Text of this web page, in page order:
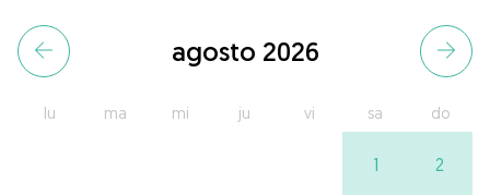
agosto 2026
lu ma mi ju vi sa do
1 2